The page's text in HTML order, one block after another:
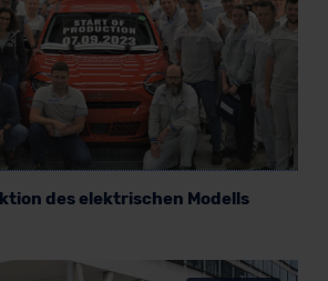
des elektrischen Modells